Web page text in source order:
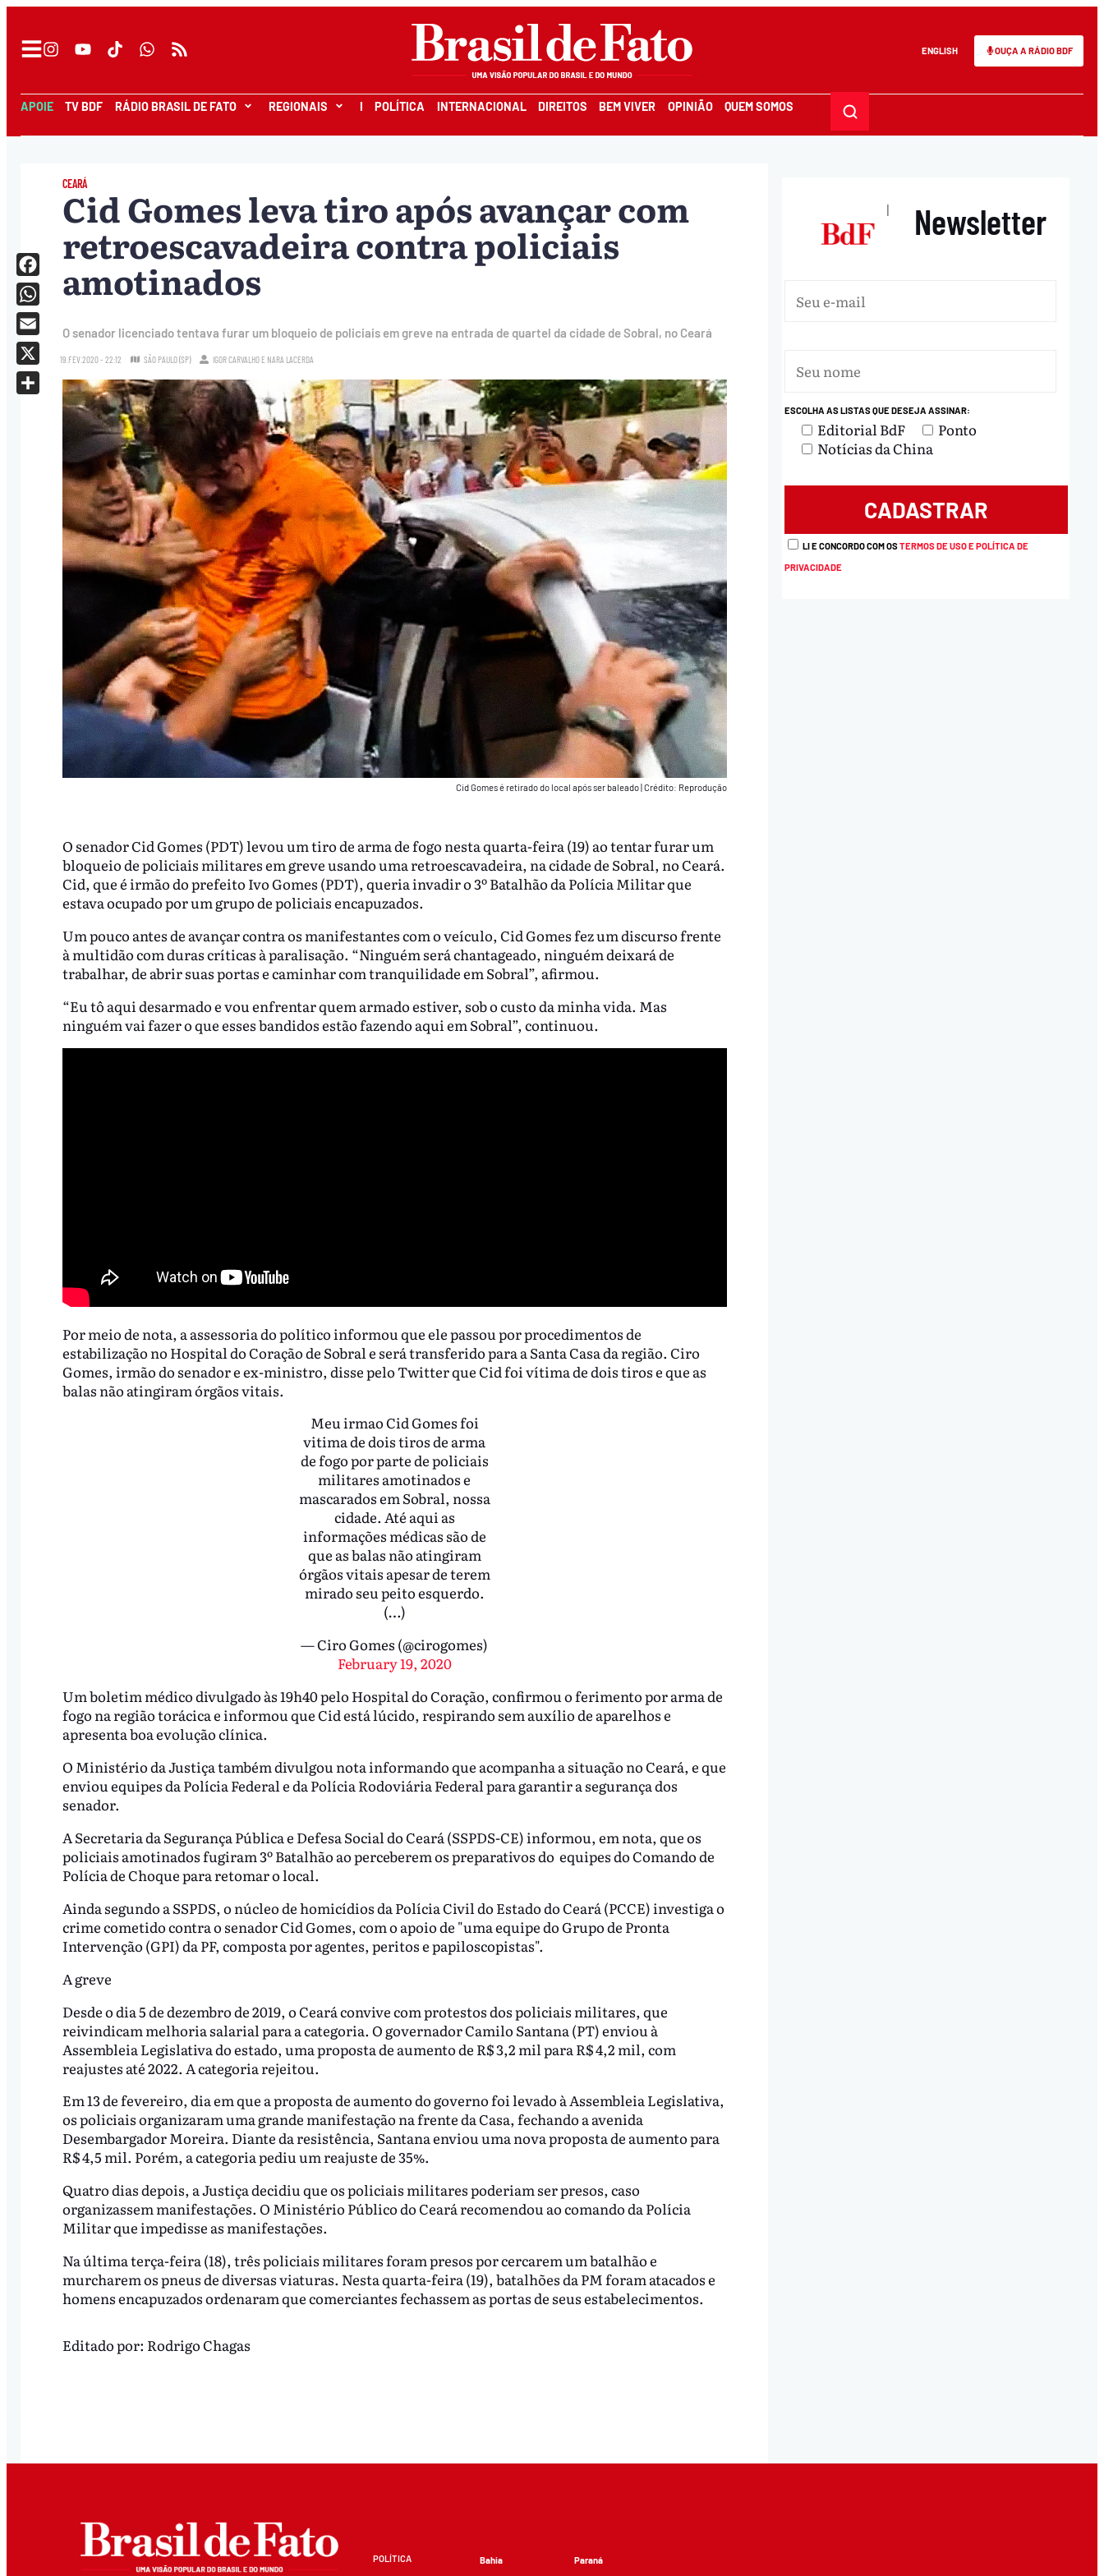
ENGLISH OUÇA A RÁDIO BDF
APOIE TV BDF RÁDIO BRASIL DE FATO REGIONAIS I POLÍTICA INTERNACIONAL DIREITOS BEM VIVER OPINIÃO QUEM SOMOS
CEARÁ
Cid Gomes leva tiro após avançar com
retroescavadeira contra policiais
amotinados
O senador licenciado tentava furar um bloqueio de policiais em greve na entrada de quartel da cidade de Sobral, no Ceará
19.FEV.2020 - 22:12 SÃO PAULO (SP) IGOR CARVALHO E NARA LACERDA
Cid Gomes é retirado do local após ser baleado Crédito: Reprodução
O senador Cid Gomes (PDT) levou um tiro de arma de fogo nesta quarta-feira (19) ao tentar furar um
bloqueio de policiais militares em greve usando uma retroescavadeira, na cidade de Sobral, no Ceará.
Cid, que é irmão do prefeito Ivo Gomes (PDT), queria invadir o 3º Batalhão da Polícia Militar que
estava ocupado por um grupo de policiais encapuzados.
Um pouco antes de avançar contra os manifestantes com o veículo, Cid Gomes fez um discurso frente
à multidão com duras críticas à paralisação. “Ninguém será chantageado, ninguém deixará de
trabalhar, de abrir suas portas e caminhar com tranquilidade em Sobral”, afirmou.
“Eu tô aqui desarmado e vou enfrentar quem armado estiver, sob o custo da minha vida. Mas
ninguém vai fazer o que esses bandidos estão fazendo aqui em Sobral”, continuou.
Por meio de nota, a assessoria do político informou que ele passou por procedimentos de
estabilização no Hospital do Coração de Sobral e será transferido para a Santa Casa da região. Ciro
Gomes, irmão do senador e ex-ministro, disse pelo Twitter que Cid foi vítima de dois tiros e que as
balas não atingiram órgãos vitais.
Meu irmao Cid Gomes foi
vitima de dois tiros de arma
de fogo por parte de policiais
militares amotinados e
mascarados em Sobral, nossa
cidade. Até aqui as
informações médicas são de
que as balas não atingiram
órgãos vitais apesar de terem
mirado seu peito esquerdo.
(…)
— Ciro Gomes (@cirogomes)
February 19, 2020
Um boletim médico divulgado às 19h40 pelo Hospital do Coração, confirmou o ferimento por arma de
fogo na região torácica e informou que Cid está lúcido, respirando sem auxílio de aparelhos e
apresenta boa evolução clínica.
O Ministério da Justiça também divulgou nota informando que acompanha a situação no Ceará, e que
enviou equipes da Polícia Federal e da Polícia Rodoviária Federal para garantir a segurança dos
senador.
A Secretaria da Segurança Pública e Defesa Social do Ceará (SSPDS-CE) informou, em nota, que os
policiais amotinados fugiram 3º Batalhão ao perceberem os preparativos do equipes do Comando de
Polícia de Choque para retomar o local.
Ainda segundo a SSPDS, o núcleo de homicídios da Polícia Civil do Estado do Ceará (PCCE) investiga o
crime cometido contra o senador Cid Gomes, com o apoio de "uma equipe do Grupo de Pronta
Intervenção (GPI) da PF, composta por agentes, peritos e papiloscopistas".
A greve
Desde o dia 5 de dezembro de 2019, o Ceará convive com protestos dos policiais militares, que
reivindicam melhoria salarial para a categoria. O governador Camilo Santana (PT) enviou à
Assembleia Legislativa do estado, uma proposta de aumento de R$ 3,2 mil para R$ 4,2 mil, com
reajustes até 2022. A categoria rejeitou.
Em 13 de fevereiro, dia em que a proposta de aumento do governo foi levado à Assembleia Legislativa,
os policiais organizaram uma grande manifestação na frente da Casa, fechando a avenida
Desembargador Moreira. Diante da resistência, Santana enviou uma nova proposta de aumento para
R$ 4,5 mil. Porém, a categoria pediu um reajuste de 35%.
Quatro dias depois, a Justiça decidiu que os policiais militares poderiam ser presos, caso
organizassem manifestações. O Ministério Público do Ceará recomendou ao comando da Polícia
Militar que impedisse as manifestações.
Na última terça-feira (18), três policiais militares foram presos por cercarem um batalhão e
murcharem os pneus de diversas viaturas. Nesta quarta-feira (19), batalhões da PM foram atacados e
homens encapuzados ordenaram que comerciantes fechassem as portas de seus estabelecimentos.
Facebook
WhatsApp
Email
X
Editado por: Rodrigo Chagas
| Newsletter
ESCOLHA AS LISTAS QUE DESEJA ASSINAR:
Editorial BdF
Ponto
Notícias da China
LI E CONCORDO COM OSTERMOS DE USO E POLÍTICA DE
PRIVACIDADE
POLÍTICA Bahia Paraná